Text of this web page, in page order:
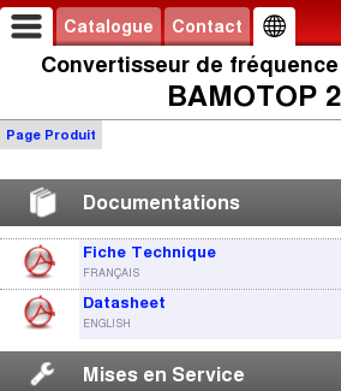
Catalogue Contact
Convertisseur de
BAMOTOP
Page Produit
Documentations
Fiche Technique
FRANÇAIS
Datasheet
ENGLISH
Mises en Service